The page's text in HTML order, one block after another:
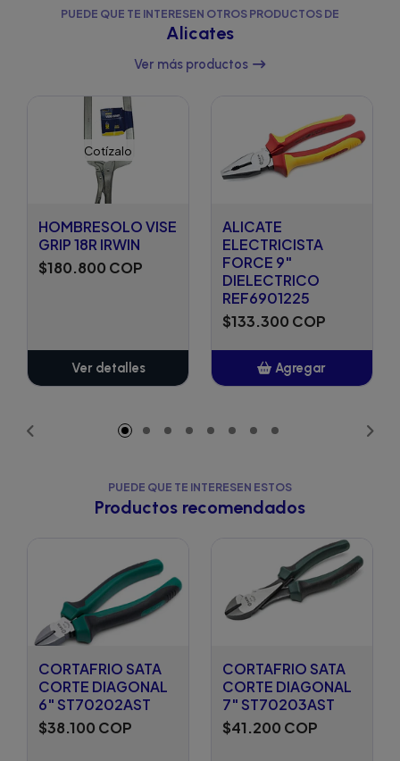
PUEDE QUE TE INTERESEN OTROS PRODUCTOS DE
Alicates
Ver más productos
Cotízalo
HOMBRESOLO VISE
GRIP 18R IRWIN
$180.800 COP
Ver detalles
ALICATE
ELECTRICISTA
FORCE 9"
DIELECTRICO
REF6901225
$133.300 COP
Agregar
PUEDE QUE TE INTERESEN ESTOS
Productos recomendados
CORTAFRIO SATA
CORTE DIAGONAL
6" ST70202AST
$38.100 COP
CORTAFRIO SATA
CORTE DIAGONAL
7" ST70203AST
$41.200 COP